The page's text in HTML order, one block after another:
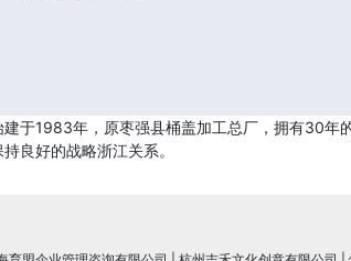
于1983年，原枣强县桶盖加工总厂，拥有30年
良好的战略浙江关系。